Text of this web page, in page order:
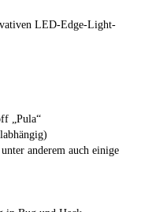
LED-Edge-Light-
„Pula“
anderem auch einige